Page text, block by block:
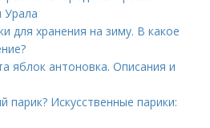
Урала
для хранения на зиму. В какое
яблок антоновка. Описания и
парик? Искусственные парики: